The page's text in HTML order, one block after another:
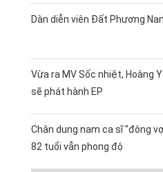
Dàn diễn viên Đất Phương
Vừa ra MV Sốc nhiệt, Hoàng
sẽ phát hành EP
Chân dung nam ca sĩ "đông
82 tuổi vẫn phong độ